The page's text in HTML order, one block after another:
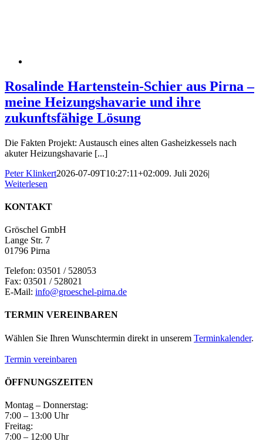
Rosalinde Hartenstein-Schier aus Pirna –
meine Heizungshavarie und ihre
zukunftsfähige Lösung
Die Fakten Projekt: Austausch eines alten Gasheizkessels nach
akuter Heizungshavarie [...]
Peter Klinkert2026-07-09T10:27:11+02:009. Juli 2026|
Weiterlesen
KONTAKT
Gröschel GmbH
Lange Str. 7
01796 Pirna
Telefon: 03501 / 528053
Fax: 03501 / 528021
E-Mail: info@groeschel-pirna.de
TERMIN VEREINBAREN
Wählen Sie Ihren Wunschtermin direkt in unserem Terminkalender.
Termin vereinbaren
ÖFFNUNGSZEITEN
Montag – Donnerstag:
7:00 – 13:00 Uhr
Freitag:
7:00 – 12:00 Uhr